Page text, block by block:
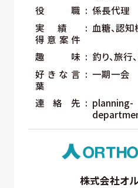
役職
係長代理
実績
得意案件
血糖、認知
趣味
釣り、旅行
好きな言
葉
一期一会
連絡先
planning-
株式会社オ